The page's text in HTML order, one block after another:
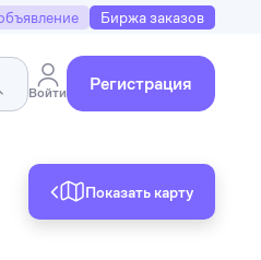
Биржа заказов
Войти Регистрация
недвижимость
Показать карту